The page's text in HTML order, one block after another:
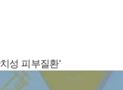
성 피부질환'